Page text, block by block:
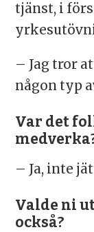
tjänst, i
– Jag tror
någon typ
Var det
– Ja, inte
Valde ni
också?